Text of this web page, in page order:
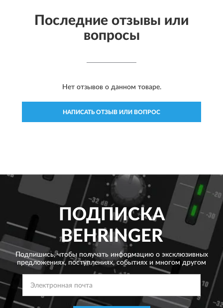
Последние отзывы или
вопросы
Нет отзывов о данном товаре.
НАПИСАТЬ ОТЗЫВ ИЛИ ВОПРОС
ПОДПИСКА
BEHRINGER
Подпишись, чтобы получать информацию о эксклюзивных
предложениях, поступлениях, событиях и многом другом